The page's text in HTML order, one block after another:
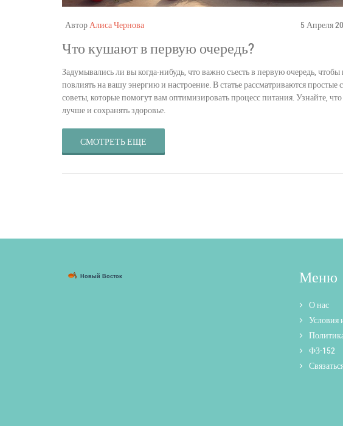
АвторАлиса Чернова 5 Апреля
Что кушают в первую очередь?
Задумывались ли вы когда-нибудь, что важно съесть в первую очередь,
повлиять на вашу энергию и настроение. В статье рассматриваются
советы, которые помогут вам оптимизировать процесс питания. Узнайте,
лучше и сохранять здоровье.
СМОТРЕТЬ ЕЩЕ
Меню
О нас
Условия
ФЗ-152